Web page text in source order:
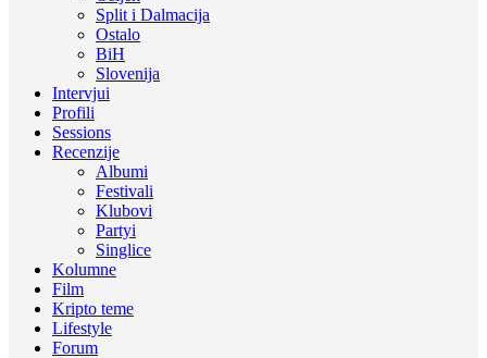
Split i Dalmacija
Ostalo
BiH
Slovenija
Intervjui
Profili
Sessions
Recenzije
Albumi
Festivali
Klubovi
Partyi
Singlice
Kolumne
Film
Kripto teme
Lifestyle
Forum